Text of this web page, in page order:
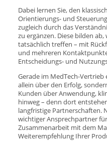
Dabei lernen Sie, den
Orientierungs- und
zugleich durch das
zu ergänzen. Diese bilden
tatsächlich treffen – mit
und mehreren
Entscheidungs- und
Gerade im MedTech-
allein über den Erfolg,
Kunden über Anwendung,
hinweg – denn dort
langfristige Partnerschaften.
wichtiger Ansprechpartner
Zusammenarbeit mit dem
Weiterempfehlung Ihrer